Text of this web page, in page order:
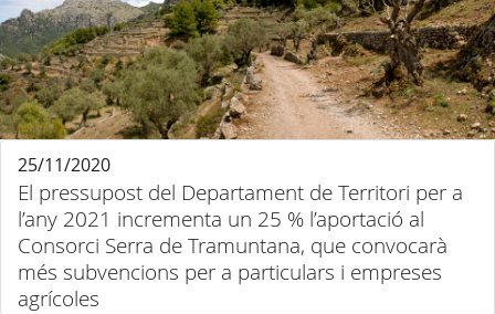
El pressupost del Departament de Territori per a
l’any 2021 incrementa un 25 % l’aportació al
Consorci Serra de Tramuntana, que convocarà
més subvencions per a particulars i empreses
agrícoles
25/11/2020